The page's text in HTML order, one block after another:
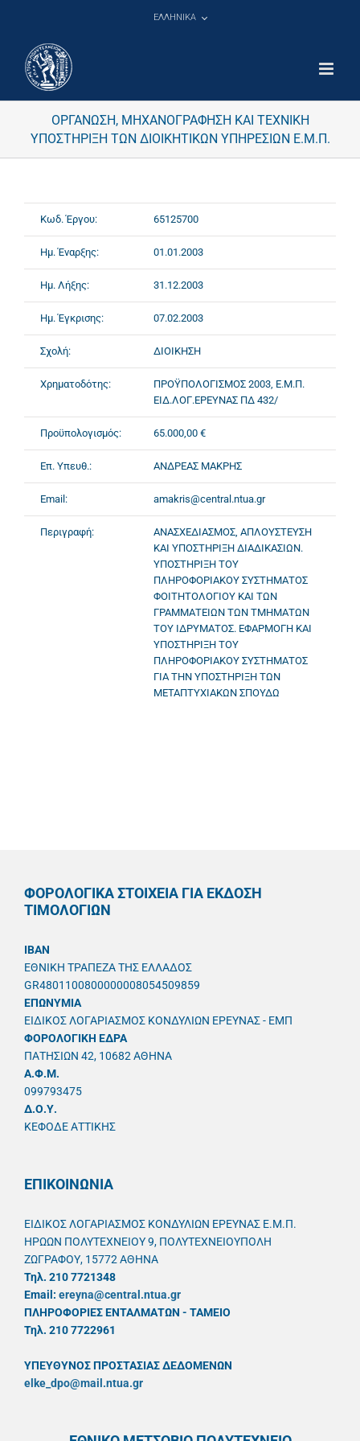
ΕΛΛΗΝΙΚΑ
ΟΡΓΑΝΩΣΗ, ΜΗΧΑΝΟΓΡΑΦΗΣΗ ΚΑΙ ΤΕΧΝΙΚΗ
ΥΠΟΣΤΗΡΙΞΗ ΤΩΝ ΔΙΟΙΚΗΤΙΚΩΝ ΥΠΗΡΕΣΙΩΝ Ε.Μ.Π.
Κωδ. Έργου: 65125700
Ημ. Έναρξης: 01.01.2003
Ημ. Λήξης: 31.12.2003
Ημ. Έγκρισης: 07.02.2003
Σχολή: ΔΙΟΙΚΗΣΗ
Χρηματοδότης:
ΠΡΟΫΠΟΛΟΓΙΣΜΟΣ 2003, Ε.Μ.Π.
ΕΙΔ.ΛΟΓ.ΕΡΕΥΝΑΣ ΠΔ 432/
Προϋπολογισμός: 65.000,00 €
Επ. Υπευθ.: ΑΝΔΡΕΑΣ ΜΑΚΡΗΣ
Email: amakris@central.ntua.gr
Περιγραφή:
ΑΝΑΣΧΕΔΙΑΣΜΟΣ, ΑΠΛΟΥΣΤΕΥΣΗ
ΚΑΙ ΥΠΟΣΤΗΡΙΞΗ ΔΙΑΔΙΚΑΣΙΩΝ.
ΥΠΟΣΤΗΡΙΞΗ ΤΟΥ
ΠΛΗΡΟΦΟΡΙΑΚΟΥ ΣΥΣΤΗΜΑΤΟΣ
ΦΟΙΤΗΤΟΛΟΓΙΟΥ ΚΑΙ ΤΩΝ
ΓΡΑΜΜΑΤΕΙΩΝ ΤΩΝ ΤΜΗΜΑΤΩΝ
ΤΟΥ ΙΔΡΥΜΑΤΟΣ. ΕΦΑΡΜΟΓΗ ΚΑΙ
ΥΠΟΣΤΗΡΙΞΗ ΤΟΥ
ΠΛΗΡΟΦΟΡΙΑΚΟΥ ΣΥΣΤΗΜΑΤΟΣ
ΓΙΑ ΤΗΝ ΥΠΟΣΤΗΡΙΞΗ ΤΩΝ
ΜΕΤΑΠΤΥΧΙΑΚΩΝ ΣΠΟΥΔΩ
ΦΟΡΟΛΟΓΙΚΑ ΣΤΟΙΧΕΙΑ ΓΙΑ ΕΚΔΟΣΗ
ΤΙΜΟΛΟΓΙΩΝ
IBAN
ΕΘΝΙΚΗ ΤΡΑΠΕΖΑ ΤΗΣ ΕΛΛΑΔΟΣ
GR4801100800000008054509859
ΕΠΩΝΥΜΙΑ
ΕΙΔΙΚΟΣ ΛΟΓΑΡΙΑΣΜΟΣ ΚΟΝΔΥΛΙΩΝ ΕΡΕΥΝΑΣ - ΕΜΠ
ΦΟΡΟΛΟΓΙΚΗ ΕΔΡΑ
ΠΑΤΗΣΙΩΝ 42, 10682 ΑΘΗΝΑ
A.Φ.Μ.
099793475
Δ.Ο.Υ.
ΚΕΦΟΔΕ ΑΤΤΙΚΗΣ
ΕΠΙΚΟΙΝΩΝΙΑ
ΕΙΔΙΚΟΣ ΛΟΓΑΡΙΑΣΜΟΣ ΚΟΝΔΥΛΙΩΝ ΕΡΕΥΝΑΣ Ε.Μ.Π.
ΗΡΩΩΝ ΠΟΛΥΤΕΧΝΕΙΟΥ 9, ΠΟΛΥΤΕΧΝΕΙΟΥΠΟΛΗ
ΖΩΓΡΑΦΟΥ, 15772 ΑΘΗΝΑ
Τηλ. 210 7721348
Email: ereyna@central.ntua.gr
ΠΛΗΡΟΦΟΡΙΕΣ ΕΝΤΑΛΜΑΤΩΝ - ΤΑΜΕΙΟ
Τηλ. 210 7722961
ΥΠΕΥΘYΝΟΣ ΠΡΟΣΤΑΣΙΑΣ ΔΕΔΟΜΕΝΩΝ
elke_dpo@mail.ntua.gr